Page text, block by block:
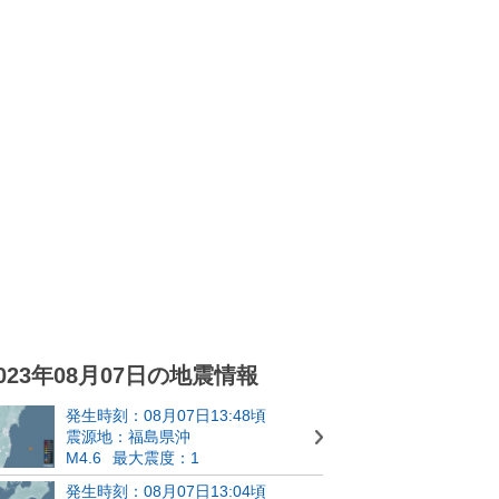
年08月07日の地震情報
発生時刻：08月07日13:48頃
震源地：福島県沖
M4.6
最大震度：1
発生時刻：08月07日13:04頃